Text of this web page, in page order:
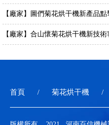
【廠家】圖們菊花烘干機新產品
【廠家】合山懷菊花烘干機新技
首頁 菊花烘干機